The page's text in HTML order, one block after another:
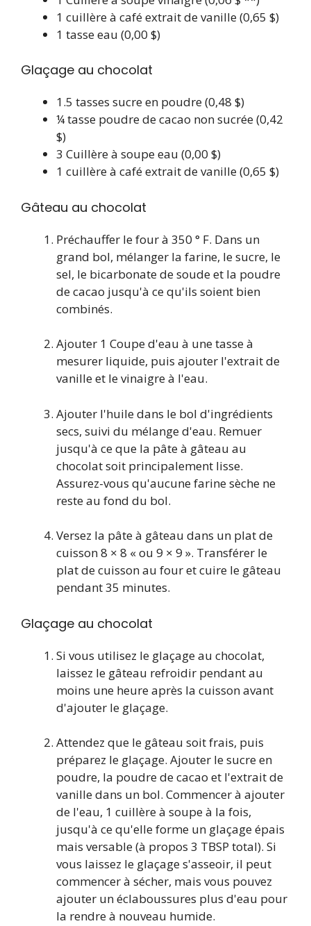
1 cuillère à caféextrait de vanille(0,65 $)
1 tasseeau (0,00 $)
Glaçage au chocolat
1.5 tasses sucre en poudre(0,48 $)
¼tasse poudre de cacao non sucrée(0,42
$)
3 Cuillère à soupeeau (0,00 $)
1 cuillère à caféextrait de vanille(0,65 $)
Gâteau au chocolat
Préchauffer le four à 350 ° F. Dans un
grand bol, mélanger la farine, le sucre, le
sel, le bicarbonate de soude et la poudre
de cacao jusqu'à ce qu'ils soient bien
combinés.
Ajouter 1 Coupe d'eau à une tasse à
mesurer liquide, puis ajouter l'extrait de
vanille et le vinaigre à l'eau.
Ajouter l'huile dans le bol d'ingrédients
secs, suivi du mélange d'eau. Remuer
jusqu'à ce que la pâte à gâteau au
chocolat soit principalement lisse.
Assurez-vous qu'aucune farine sèche ne
reste au fond du bol.
Versez la pâte à gâteau dans un plat de
cuisson 8 × 8 « ou 9 × 9 ». Transférer le
plat de cuisson au four et cuire le gâteau
pendant 35 minutes.
Glaçage au chocolat
Si vous utilisez le glaçage au chocolat,
laissez le gâteau refroidir pendant au
moins une heure après la cuisson avant
d'ajouter le glaçage.
Attendez que le gâteau soit frais, puis
préparez le glaçage. Ajouter le sucre en
poudre, la poudre de cacao et l'extrait de
vanille dans un bol. Commencer à ajouter
de l'eau, 1 cuillère à soupe à la fois,
jusqu'à ce qu'elle forme un glaçage épais
mais versable (à propos 3 TBSP total). Si
vous laissez le glaçage s'asseoir, il peut
commencer à sécher, mais vous pouvez
ajouter un éclaboussures plus d'eau pour
la rendre à nouveau humide.